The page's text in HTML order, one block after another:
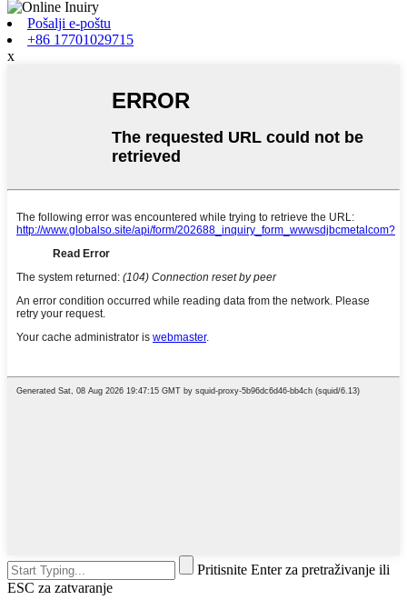
Pošalji e-poštu
+86 17701029715
x
Pritisnite Enter za pretraživanje ili
ESC za zatvaranje